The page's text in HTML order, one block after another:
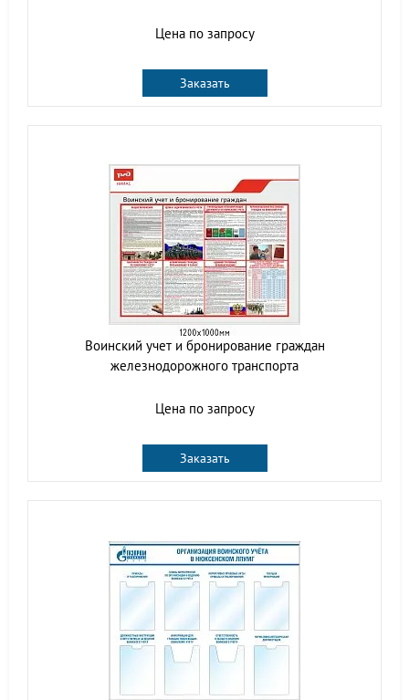
Цена по запросу
Заказать
Воинский учет и бронирование граждан
железнодорожного транспорта
Цена по запросу
Заказать